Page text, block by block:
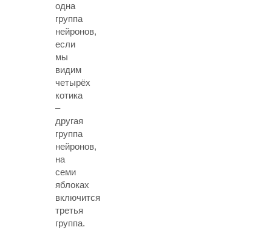
одна
группа
нейронов,
если
мы
видим
четырёх
котика
–
другая
группа
нейронов,
на
семи
яблоках
включится
третья
группа.